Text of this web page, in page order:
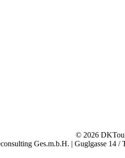
© 2026
Ges.m.b.H. | Guglgasse 14 /